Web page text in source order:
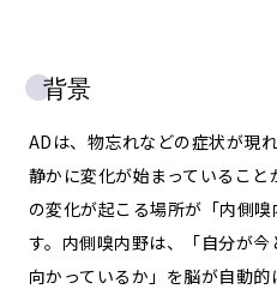
背景
ADは、物忘れなどの症状が現
静かに変化が始まっているこ
の変化が起こる場所が「内側嗅
す。内側嗅内野は、「自分が
向かっているか」を脳が自動